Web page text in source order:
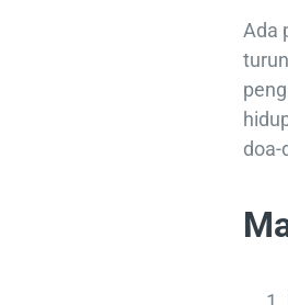
Ada
doa-